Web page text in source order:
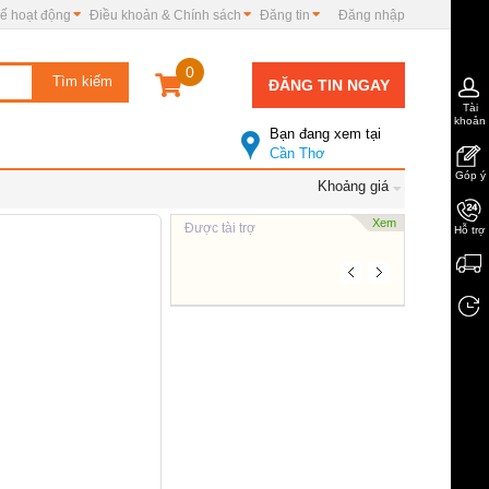
Đăng nhập
Đăng tin
Điều khoản & Chính sách
hoạt động
0
ĐĂNG TIN NGAY
Bạn đang xem tại
Cần Thơ
Khoảng giá
Được tài trợ Xem
Tài
khoản
Góp ý
Hỗ trợ